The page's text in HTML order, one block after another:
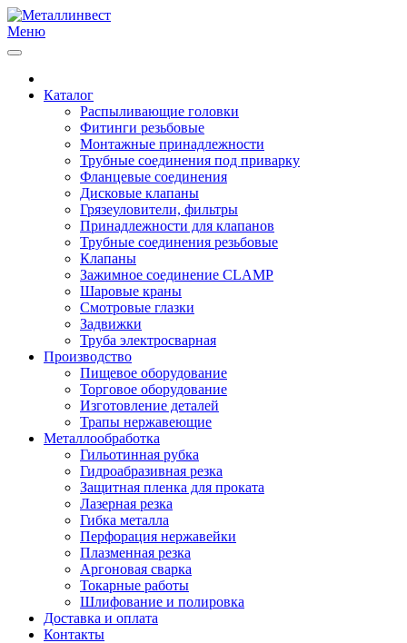
Меню
Каталог
Распыливающие головки
Фитинги резьбовые
Монтажные принадлежности
Трубные соединения под приварку
Фланцевые соединения
Дисковые клапаны
Грязеуловители, фильтры
Принадлежности для клапанов
Трубные соединения резьбовые
Клапаны
Зажимное соединение CLAMP
Шаровые краны
Смотровые глазки
Задвижки
Труба электросварная
Производство
Пищевое оборудование
Торговое оборудование
Изготовление деталей
Трапы нержавеющие
Металлообработка
Гильотинная рубка
Гидроабразивная резка
Защитная пленка для проката
Лазерная резка
Гибка металла
Перфорация нержавейки
Плазменная резка
Аргоновая сварка
Токарные работы
Шлифование и полировка
Доставка и оплата
Контакты